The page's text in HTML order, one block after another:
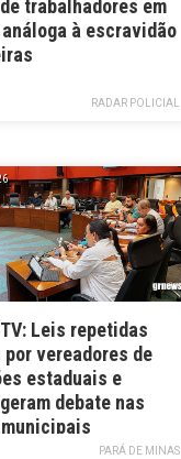
trabalhadores em
à escravidão
RADAR POLICIAL
TV: Leis repetidas
vereadores de
estaduais e
debate nas
PARÁ DE MINAS